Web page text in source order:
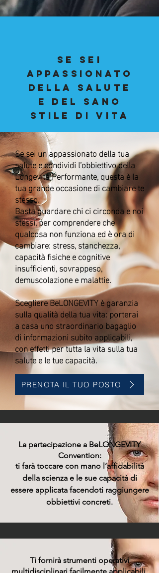
SE SEI
APPASSIONATO
DELLA SALUTE
E DEL SANO
STILE DI VITA
Se sei un appassionato della tua
salute e condividi l’obbiettivo della
Longevità Performante, questa è la
tua grande occasione di cambiare te
stesso.
Basta guardare chi ci circonda e noi
stessi, per comprendere che
qualcosa non funziona ed è ora di
cambiare: stress, stanchezza,
capacità fisiche e cognitive
insufficienti, sovrappeso,
demuscolazione e malattie.
Scegliere BeLONGEVITY è garanzia
sulla qualità della tua vita: porterai
a casa uno straordinario bagaglio
di informazioni subito applicabili,
con effetti per tutta la vita sulla tua
salute e le tue capacità.
PRENOTA IL TUO POSTO
La partecipazione a BeLONGEVITY
Convention:
ti farà toccare con mano l’affidabilità
della scienza e le sue capacità di
essere applicata facendoti raggiungere
obbiettivi concreti.
Ti fornirà strumenti operativi